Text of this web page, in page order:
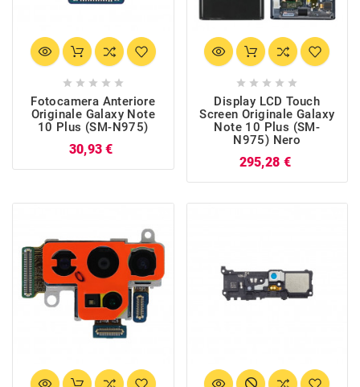
    
Fotocamera Anteriore
Originale Galaxy Note
10 Plus (SM-N975)
30,93 €
    
Display LCD Touch
Screen Originale Galaxy
Note 10 Plus (SM-
N975) Nero
295,28 €